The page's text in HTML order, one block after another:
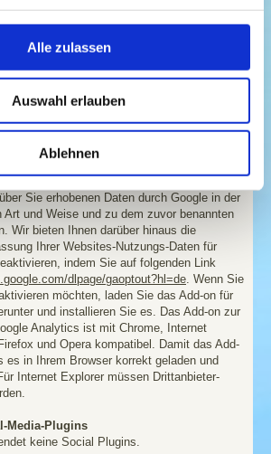
Alle zulassen
Auswahl erlauben
Ablehnen
an Dritte übertragen, sofern dies
oder soweit Dritte diese Daten im
Google wird in keinem Fall Ihre IP-
Daten der Google in Verbindung bringen. Sie
Software verhindern; wir weisen Sie
Sie in diesem Fall gegebenenfalls nicht
dieser Website erklären Sie sich mit
Sie erhobenen Daten durch Google in der
Art und Weise und zu dem zuvor benannten
Wir bieten Ihnen darüber hinaus die
Ihrer Websites-Nutzungs-Daten für
indem Sie auf folgenden Link
dlpage/gaoptout?hl=de . Wenn Sie
möchten, laden Sie das Add-on für
und installieren Sie es. Das Add-on zur
Analytics ist mit Chrome, Internet
und Opera kompatibel. Damit das Add-
es in Ihrem Browser korrekt geladen und
Internet Explorer müssen Drittanbieter-
Media-Plugins
keine Social Plugins.